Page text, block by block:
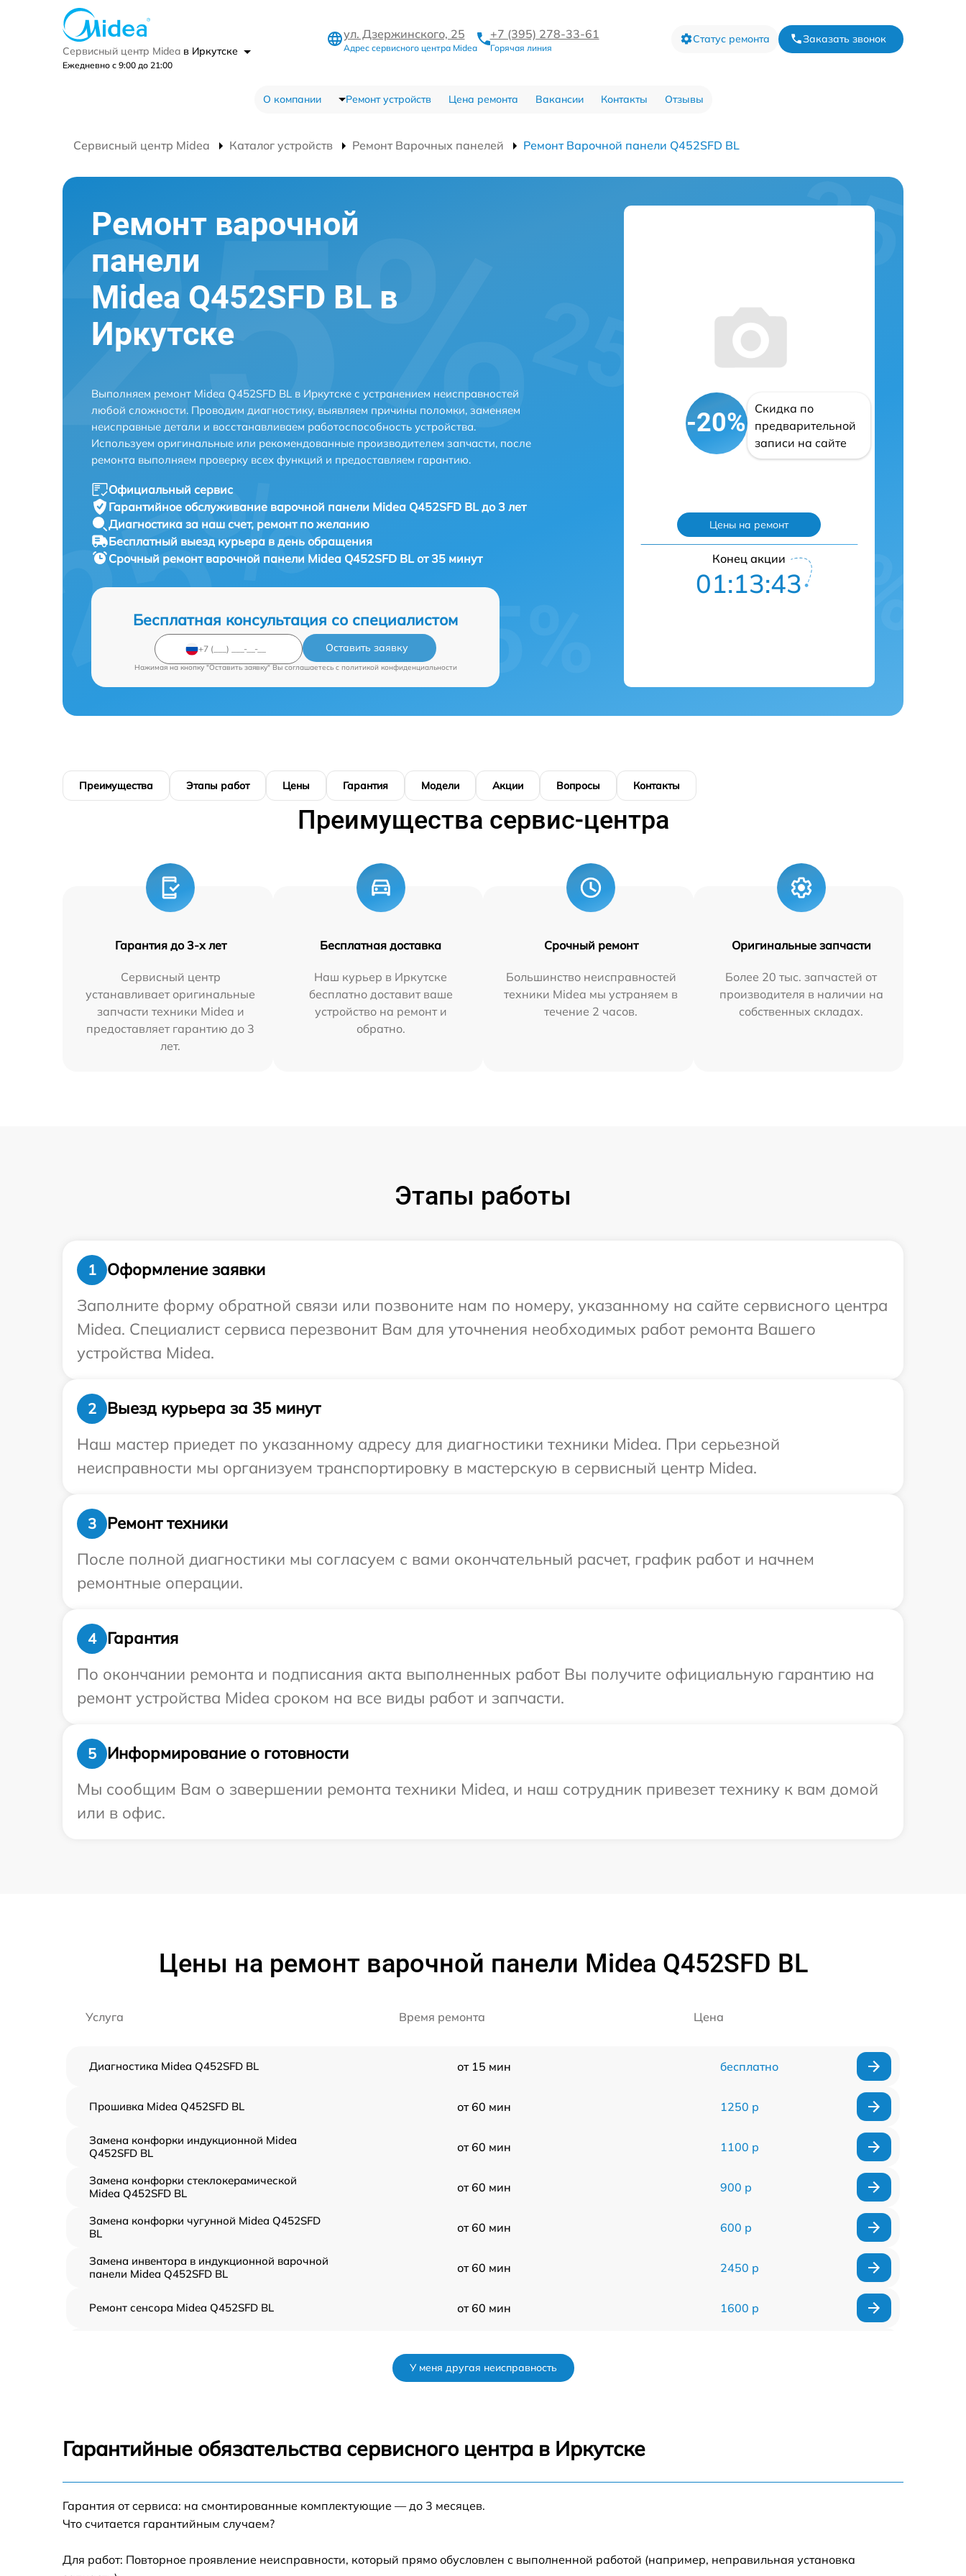
Сервисный центр Midea в Иркутске
Ежедневно с 9:00 до 21:00
ул. Дзержинского, 25
Адрес сервисного центра Midea
+7 (395) 278-33-61
Горячая линия
Статус ремонта Заказать звонок
О компании Ремонт устройств Цена ремонта Вакансии Контакты Отзывы
Сервисный центр Midea Каталог устройств Ремонт Варочных панелей Ремонт Варочной панели Q452SFD BL
Ремонт варочной
панели
Midea Q452SFD BL в
Иркутске
Выполняем ремонт Midea Q452SFD BL в Иркутске с устранением неисправностей
любой сложности. Проводим диагностику, выявляем причины поломки, заменяем
неисправные детали и восстанавливаем работоспособность устройства.
Используем оригинальные или рекомендованные производителем запчасти, после
ремонта выполняем проверку всех функций и предоставляем гарантию.
Официальный сервис
Гарантийное обслуживание варочной панели Midea Q452SFD BL до 3 лет
Диагностика за наш счет, ремонт по желанию
Бесплатный выезд курьера в день обращения
Срочный ремонт варочной панели Midea Q452SFD BL от 35 минут
Бесплатная консультация со специалистом
Оставить заявку
Нажимая на кнопку "Оставить заявку" Вы соглашаетесь c политикой конфиденциальности
-20%
Скидка по
предварительной
записи на сайте
Цены на ремонт
Конец акции
01:13:42
Преимущества Этапы работ Цены Гарантия Модели Акции Вопросы Контакты
Преимущества сервис-центра
Гарантия до 3-х лет
Сервисный центр
устанавливает оригинальные
запчасти техники Midea и
предоставляет гарантию до 3
лет.
Бесплатная доставка
Наш курьер в Иркутске
бесплатно доставит ваше
устройство на ремонт и
обратно.
Срочный ремонт
Большинство неисправностей
техники Midea мы устраняем в
течение 2 часов.
Оригинальные запчасти
Более 20 тыс. запчастей от
производителя в наличии на
собственных складах.
Этапы работы
1
Оформление заявки
Заполните форму обратной связи или позвоните нам по номеру, указанному на сайте сервисного центра
Midea. Специалист сервиса перезвонит Вам для уточнения необходимых работ ремонта Вашего
устройства Midea.
2
Выезд курьера за 35 минут
Наш мастер приедет по указанному адресу для диагностики техники Midea. При серьезной
неисправности мы организуем транспортировку в мастерскую в сервисный центр Midea.
3
Ремонт техники
После полной диагностики мы согласуем с вами окончательный расчет, график работ и начнем
ремонтные операции.
4
Гарантия
По окончании ремонта и подписания акта выполненных работ Вы получите официальную гарантию на
ремонт устройства Midea сроком на все виды работ и запчасти.
5
Информирование о готовности
Мы сообщим Вам о завершении ремонта техники Midea, и наш сотрудник привезет технику к вам домой
или в офис.
Цены на ремонт варочной панели Midea Q452SFD BL
Услуга Время ремонта Цена
Диагностика Midea Q452SFD BL от 15 мин бесплатно
Прошивка Midea Q452SFD BL от 60 мин 1250 р
Замена конфорки индукционной Midea
Q452SFD BL
от 60 мин 1100 р
Замена конфорки стеклокерамической
Midea Q452SFD BL
от 60 мин 900 р
Замена конфорки чугунной Midea Q452SFD
BL
от 60 мин 600 р
Замена инвентора в индукционной варочной
панели Midea Q452SFD BL
от 60 мин 2450 р
Ремонт сенсора Midea Q452SFD BL от 60 мин 1600 р
Замена сенсора Midea Q452SFD BL от 60 мин
У меня другая неисправность
Гарантийные обязательства сервисного центра в Иркутске
Гарантия от сервиса: на смонтированные комплектующие — до 3 месяцев.
Что считается гарантийным случаем?
Для работ: Повторное проявление неисправности, который прямо обусловлен с выполненной работой (например, неправильная установка